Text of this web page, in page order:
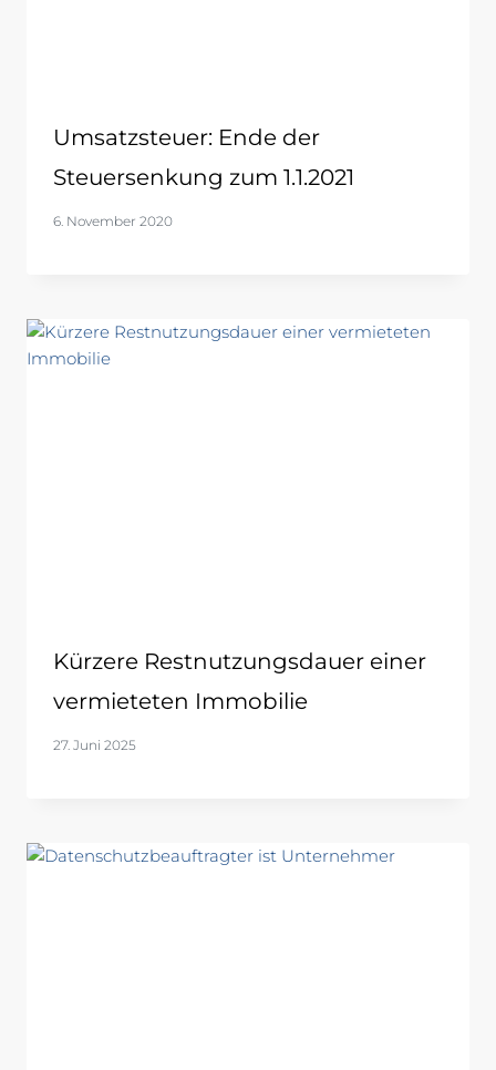
Umsatzsteuer: Ende der
Steuersenkung zum 1.1.2021
6. November 2020
Kürzere Restnutzungsdauer einer
vermieteten Immobilie
27. Juni 2025